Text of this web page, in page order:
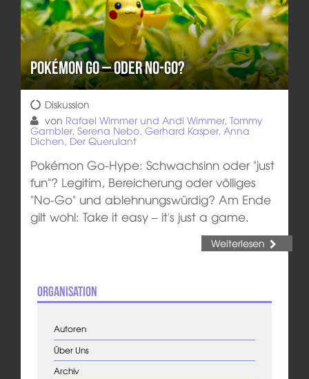
Pokémon GO – oder NO-GO?
Diskussion
von Rafael Wimmer und Andi Wimmer, Tommy
Gambler, Serena Nebo, Gerhard Kasper, Anna
Dichen, Der Querulant
Pokémon Go-Hype: Schwachsinn oder "just
fun"? Legitim, Bereicherung oder völliges
"No-Go" und ablehnungswürdig? Am Ende
gilt wohl: Take it easy – it's just a game.
Weiterlesen
Organisation
Autoren
Über Uns
Archiv